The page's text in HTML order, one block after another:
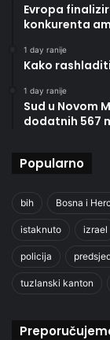
Evropa
konkurenta
1 day ranije
Kako
1 day ranije
Sud u Novom
dodatnih 567
Popularno
bih Bosna i
istaknuto izrael
policija
tuzlanski kanton